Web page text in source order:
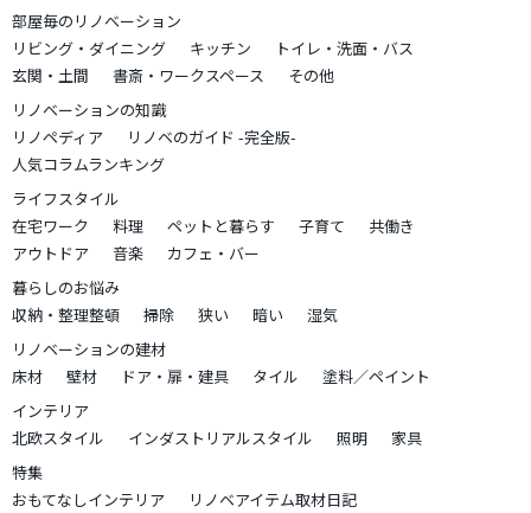
部屋毎のリノベーション
リビング・ダイニング
キッチン
トイレ・洗面・バス
玄関・土間
書斎・ワークスペース
その他
リノベーションの知識
リノペディア
リノベのガイド -完全版-
人気コラムランキング
ライフスタイル
在宅ワーク
料理 ペットと暮らす 子育て
共働き
アウトドア
音楽
カフェ・バー
暮らしのお悩み
収納・整理整頓
掃除 狭い 暗い
湿気
リノベーションの建材
床材
壁材 ドア・扉・建具 タイル
塗料／ペイント
インテリア
北欧スタイル
インダストリアルスタイル 照明
家具
特集
おもてなしインテリア
リノベアイテム取材日記